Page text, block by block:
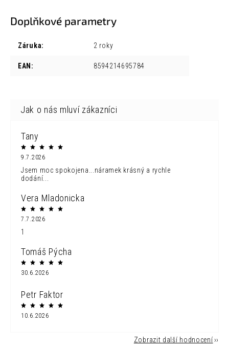
Doplňkové parametry
Záruka: 2 roky
EAN : 8594214695784
Tany
9.7.2026
Jsem moc spokojena...náramek krásný a rychle
dodání...
Vera Mladonicka
7.7.2026
1
Tomáš Pýcha
30.6.2026
Petr Faktor
10.6.2026
Zobrazit další hodnocení